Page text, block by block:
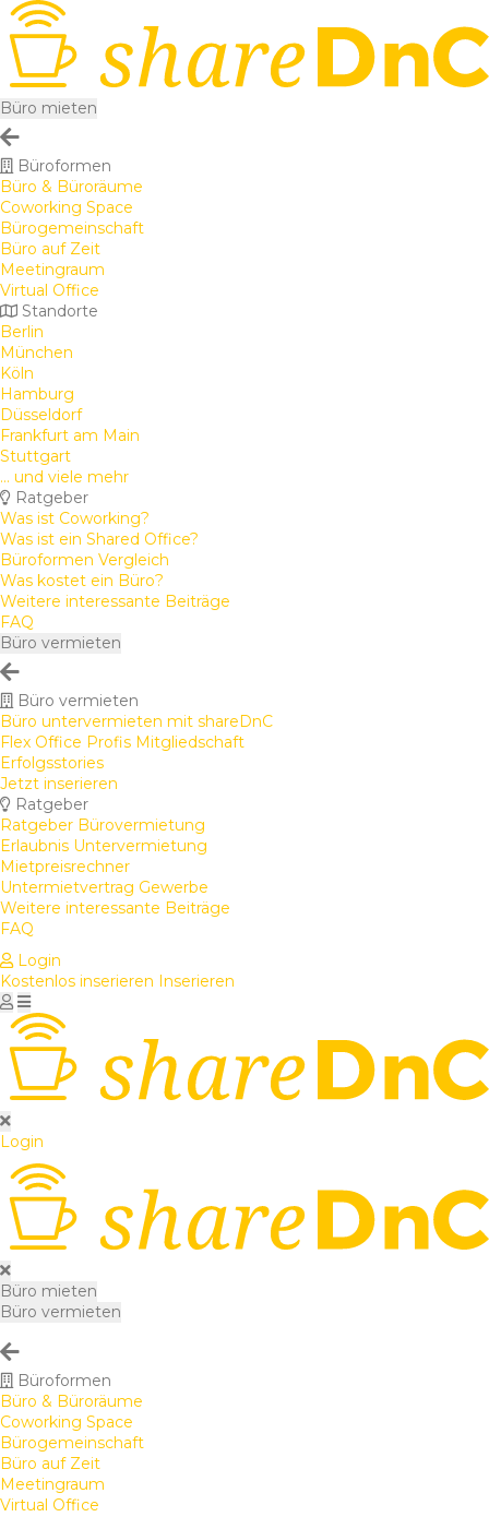
Büro mieten
Büroformen
Büro & Büroräume
Coworking Space
Bürogemeinschaft
Büro auf Zeit
Meetingraum
Virtual Office
Standorte
Berlin
München
Köln
Hamburg
Düsseldorf
Frankfurt am Main
Stuttgart
... und viele mehr
Ratgeber
Was ist Coworking?
Was ist ein Shared Office?
Büroformen Vergleich
Was kostet ein Büro?
Weitere interessante Beiträge
FAQ
Büro vermieten
Büro vermieten
Büro untervermieten mit shareDnC
Flex Office Profis Mitgliedschaft
Erfolgsstories
Jetzt inserieren
Ratgeber
Ratgeber Bürovermietung
Erlaubnis Untervermietung
Mietpreisrechner
Untermietvertrag Gewerbe
Weitere interessante Beiträge
FAQ
Login
Kostenlos inserieren Inserieren
Login
Büro mieten
Büro vermieten
Büroformen
Büro & Büroräume
Coworking Space
Bürogemeinschaft
Büro auf Zeit
Meetingraum
Virtual Office